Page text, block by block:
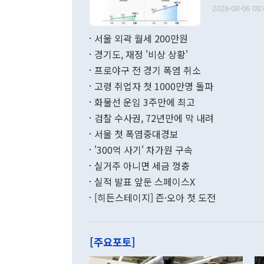
다. [정동영 통일부 장관이 지난달 23일 오후 서울 종로구 정부서울청사에
무너졌다고
함께 4자 대
"우리의 선
관은 업무
이 9월 러시
료=한국은행] 한국은행이 6일 발표한 '2026년 6월 국제수지(잠정)'
며 월간 기
196.9% 급
수출은
기록했지만
로 전환됐다.
는 배당수입
였던 올해 3
2026-08-06
서울 외곽 월세 200만원
경기도, 재정 '비상 상황'
프로야구 전 경기 폭염 취소
고령 취업자 첫 1000만명 돌파
화물선 운임 3주만에 최고
검찰 수사권, 72년만에 막 내려
서울 첫 폭염중대경보
'300억 사기' 차가원 구속
실거주 아니면 세금 껑충
실적 발표 앞둔 스페이스X
[히든스테이지] 즌·오아 첫 도전
[주요포토]